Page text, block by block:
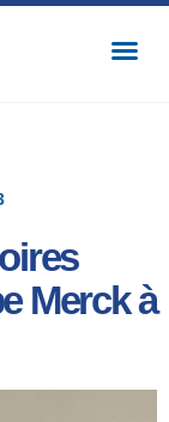
Merck à